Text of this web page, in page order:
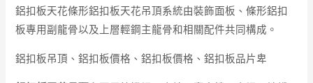
鋁扣板天花條形鋁扣板天花吊頂系統由裝飾面板、條形鋁扣
板專用副龍骨以及上層輕鋼主龍骨和相關配件共同構成。
鋁扣板吊頂、鋁扣板價格、鋁扣板價格、鋁扣板品片卑